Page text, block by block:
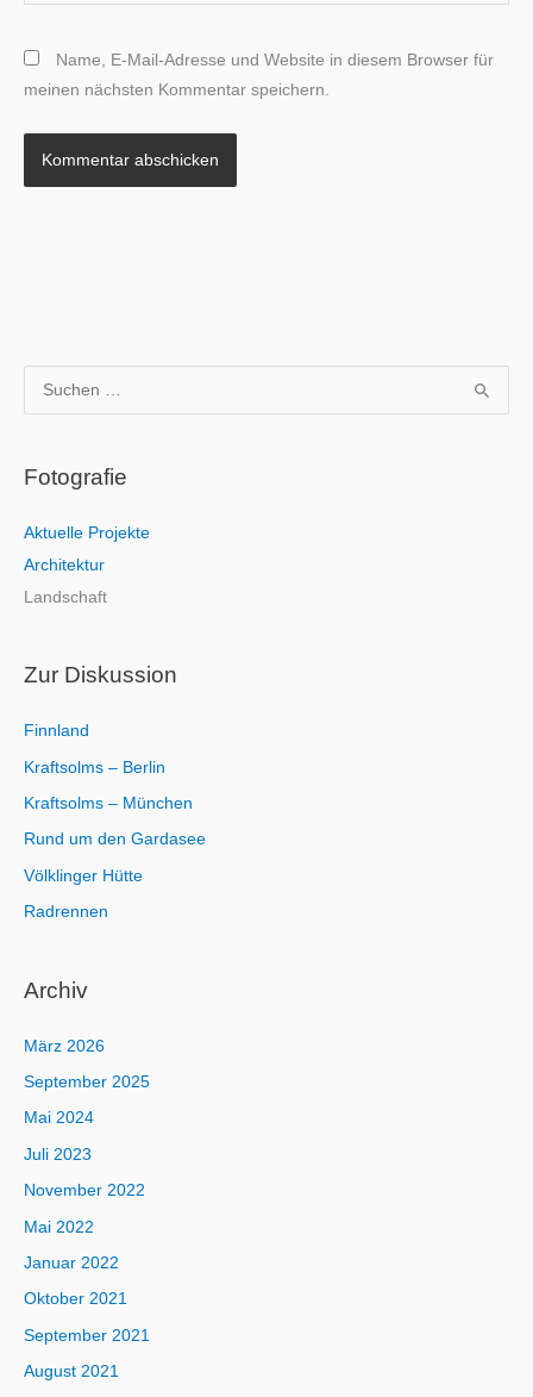
Name, E-Mail-Adresse und Website in diesem Browser für
meinen nächsten Kommentar speichern.
u
h
n
n
a
h
Fotografie
Aktuelle Projekte
Architektur
Landschaft
Zur Diskussion
Finnland
Kraftsolms – Berlin
Kraftsolms – München
Rund um den Gardasee
Völklinger Hütte
Radrennen
Archiv
März 2026
September 2025
Mai 2024
Juli 2023
November 2022
Mai 2022
Januar 2022
Oktober 2021
September 2021
August 2021